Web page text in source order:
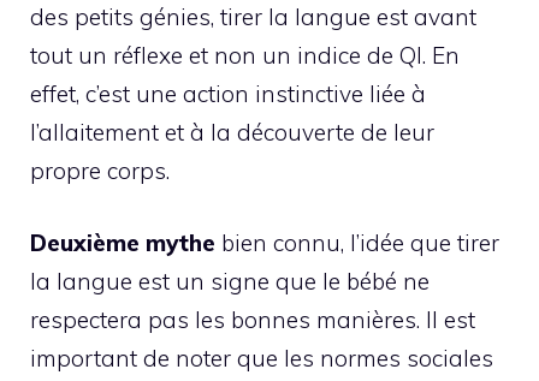
des petits génies, tirer la langue est avant
tout un réflexe et non un indice de QI. En
effet, c’est une action instinctive liée à
l’allaitement et à la découverte de leur
propre corps.
Deuxième mythe bien connu, l’idée que tirer
la langue est un signe que le bébé ne
respectera pas les bonnes manières. Il est
important de noter que les normes sociales